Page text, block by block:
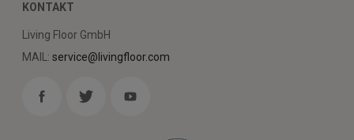
KONTAKT
Living Floor GmbH
MAIL: service@livingfloor.com